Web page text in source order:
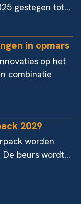
gestegen tot...
in opmars
op het
combinatie
2029
worden
beurs wordt...